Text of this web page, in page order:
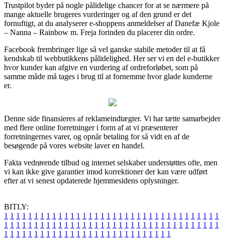
Trustpilot byder på nogle pålidelige chancer for at se nærmere på
mange aktuelle brugeres vurderinger og af den grund er det
fornuftigt, at du analyserer e-shoppens anmeldelser af Danefæ Kjole
– Nanna – Rainbow m. Freja forinden du placerer din ordre.
Facebook frembringer lige så vel ganske stabile metoder til at få
kendskab til webbutikkens pålidelighed. Her ser vi en del e-butikker
hvor kunder kan afgive en vurdering af ordreforløbet, som på
samme måde må tages i brug til at fornemme hvor glade kunderne
er.
Denne side finansieres af reklameindtægter. Vi har tætte samarbejder
med flere online forretninger i form af at vi præsenterer
forretningernes varer, og opnår betaling for så vidt en af de
besøgende på vores website laver en handel.
Fakta vedrørende tilbud og internet selskaber understøttes ofte, men
vi kan ikke give garantier imod korrektioner der kan være udført
efter at vi senest opdaterede hjemmesidens oplysninger.
BITLY:
1 1 1 1 1 1 1 1 1 1 1 1 1 1 1 1 1 1 1 1 1 1 1 1 1 1 1 1 1 1 1 1 1 1 1 1
1 1 1 1 1 1 1 1 1 1 1 1 1 1 1 1 1 1 1 1 1 1 1 1 1 1 1 1 1 1 1 1 1 1 1 1
1 1 1 1 1 1 1 1 1 1 1 1 1 1 1 1 1 1 1 1 1 1 1 1 1 1 1 1